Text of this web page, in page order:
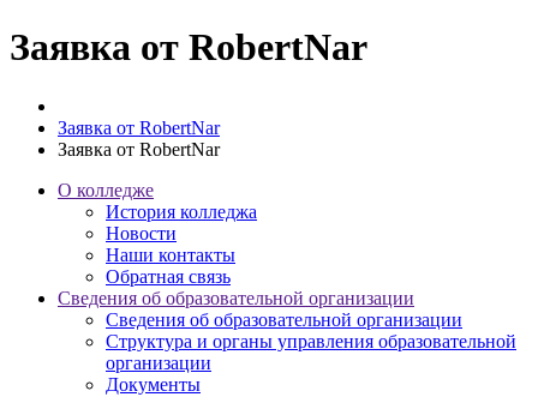
Заявка от RobertNar
Заявка от RobertNar
Заявка от RobertNar
О колледже
История колледжа
Новости
Наши контакты
Обратная связь
Сведения об образовательной организации
Сведения об образовательной организации
Структура и органы управления образовательной
организации
Документы